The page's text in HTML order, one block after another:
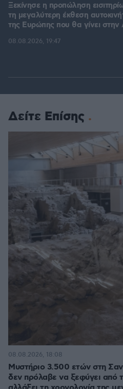
Ξεκίνησε η προπώληση
τη μεγαλύτερη έκθεση
της Ευρώπης που θα γίνει
08.08.2026, 19:47
Δείτε Επίσης
Μυστήριο 3.500 ετών στη
δεν πρόλαβε να ξεφύγει από
08.08.2026, 18:08